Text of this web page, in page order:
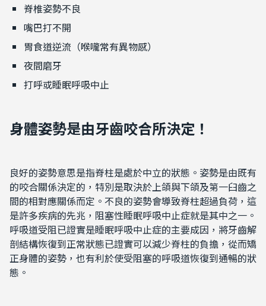
脊椎姿勢不良
嘴巴打不開
胃食道逆流（喉嚨常有異物感）
夜間磨牙
打呼或睡眠呼吸中止
身體姿勢是由牙齒咬合所決定！
良好的姿勢意思是指脊柱是處於中立的狀態。姿勢是由既有
的咬合關係決定的，特別是取決於上頜與下頜及第一臼齒之
間的相對應關係而定。不良的姿勢會導致脊柱超過負荷，這
是許多疾病的先兆，阻塞性睡眠呼吸中止症就是其中之一。
呼吸道受阻已證實是睡眠呼吸中止症的主要成因，將牙齒解
剖結構恢復到正常狀態已證實可以減少脊柱的負擔，從而矯
正身體的姿勢，也有利於使受阻塞的呼吸道恢復到通暢的狀
態。